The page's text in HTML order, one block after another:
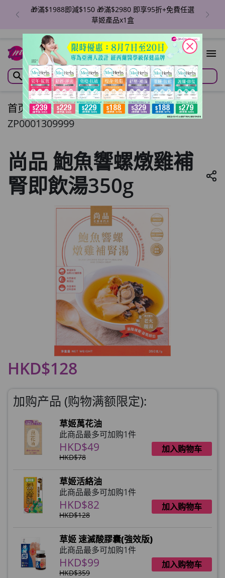
🎁滿$1988即減$150 🎁滿$2980 即享95折+免費任選
草姬產品x1盒
首页/尚品 鮑魚響螺燉雞補腎即飲湯350g
ZP0001309999
尚品 鮑魚響螺燉雞補
腎即飲湯350g
HKD$128
加购产品 (购物满额限定):
草姬萬花油
此商品最多可加购1件
HKD$49
HKD$78
加入购物车
草姬活絡油
此商品最多可加购1件
HKD$82
HKD$128
加入购物车
草姬 速滅酸膠囊(強效版)
此商品最多可加购1件
HKD$99
HKD$359
加入购物车
close